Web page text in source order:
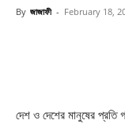
By জাজাফী - February 18,
দেশ ও দেশের মানুষের প্রতি